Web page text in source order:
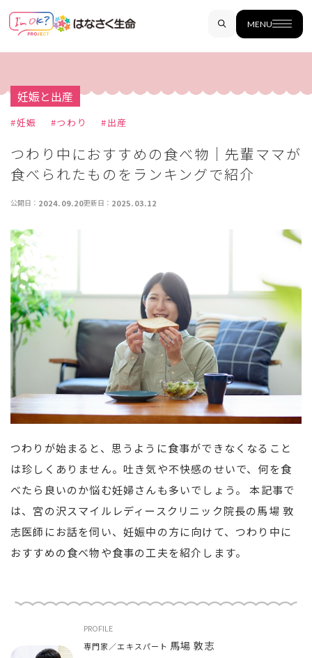
MENU
妊娠と出産
#妊娠 #つわり #出産
つわり中におすすめの食べ物│先輩ママが
食べられたものをランキングで紹介
公開日： 2024.09.20更新日： 2025.03.12
つわりが始まると、思うように食事ができなくなること
は珍しくありません。吐き気や不快感のせいで、何を食
べたら良いのか悩む妊婦さんも多いでしょう。 本記事で
は、宮の沢スマイルレディースクリニック院長の馬場 敦
志医師にお話を伺い、妊娠中の方に向けて、つわり中に
おすすめの食べ物や食事の工夫を紹介します。
PROFILE
専門家／エキスパート 馬場 敦志